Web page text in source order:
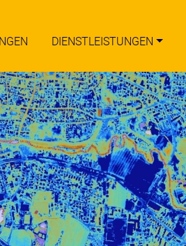
DIENSTLEISTUNGEN